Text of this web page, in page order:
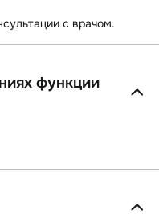
с врачом.
функции